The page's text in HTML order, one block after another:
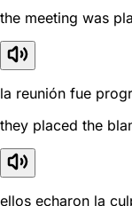
the meeting was
la reunión fue
they placed the
ellos echaron la